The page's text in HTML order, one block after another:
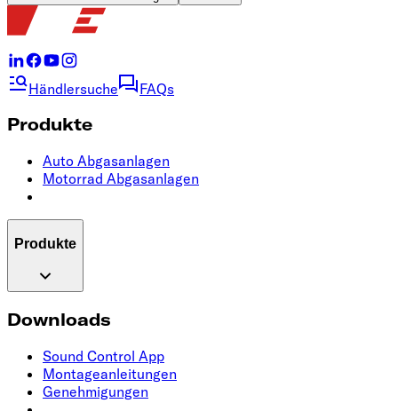
Händlersuche FAQs
Produkte
Auto Abgasanlagen
Motorrad Abgasanlagen
Produkte
Downloads
Sound Control App
Montageanleitungen
Genehmigungen